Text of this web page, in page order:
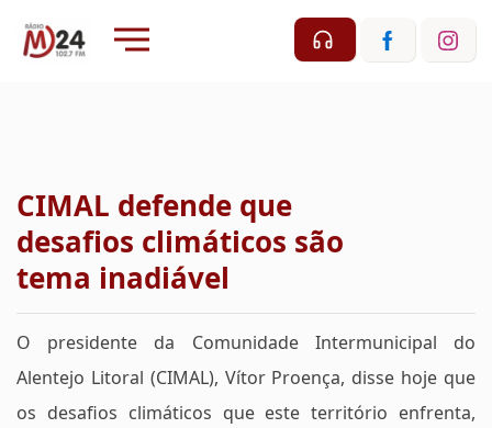
CIMAL defende que
desafios climáticos são
tema inadiável
O presidente da Comunidade Intermunicipal do
Alentejo Litoral (CIMAL), Vítor Proença, disse hoje que
os desafios climáticos que este território enfrenta,